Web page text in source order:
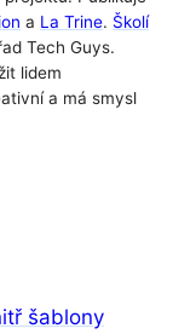
a La Trine. Školí
Tech Guys.
lidem
a má smysl
šablony